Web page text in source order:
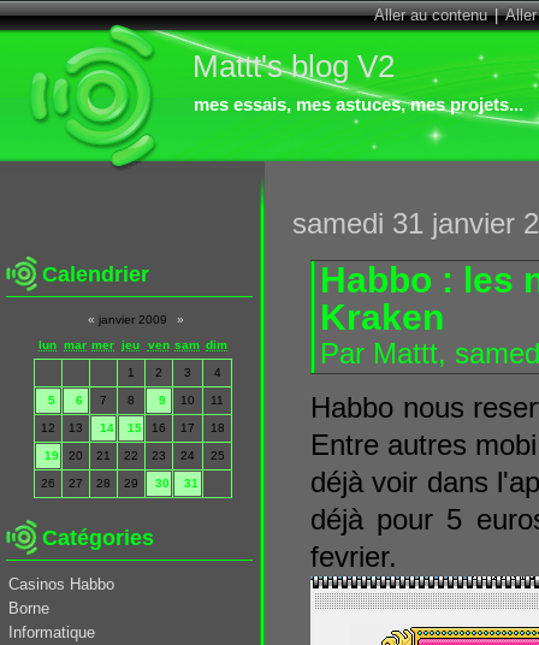
Aller au contenu|
Mattt's blog V2
mes essais, mes astuces, mes projets...
samedi 31 janvier
Habbo : les
Kraken
Par Mattt,
Habbo nous
Entre autres
déjà voir dans
déjà pour 5
fevrier.
Calendrier
« janvier 2009
»
lun mar mer jeu ven sam dim
1 2 3 4
5 6 7 8 9 10 11
12 13 14 15 16 17 18
19 20 21 22 23 24 25
26 27 28 29 30 31
Catégories
Casinos Habbo
Borne
Informatique